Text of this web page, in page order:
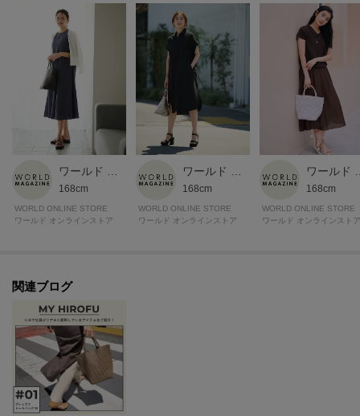
革 ステッチ（商品番号：P25-30416）もご用意しております。
【素材】
【シリーズについて】
ロープ状にした革を、職人の手で一つずつ編み上げた メッシュバッグシリー
ズ〈ブレッツァ〉強度がある「バッファローレザー」を使用することで、使
い込むほどに革が馴染み、経年変化をお愉しみいただけます。
※細いテープ状の革が編み込まれたバッグの為、表面に凹凸があり、摩擦の
影響を受けやすい傾向があります。特にハンドル部分では手指が触れる為、
のでご注意ください。
※商品ご購入時にお渡しするお買上げ証明書にお取り扱い上のご注意とお手
入れについての表示がございますのでよくお読みください。
※照明の関係により、実際よりも色味が違って見える場合があります。ま
168cm
WORLD ONLINE STORE
ワールド オンラインストア
168cm
WORLD ONLINE STORE
ワールド オンラインストア
168cm
WORLD ONLINE STORE
ワールド オンラインストア
関連ブログ